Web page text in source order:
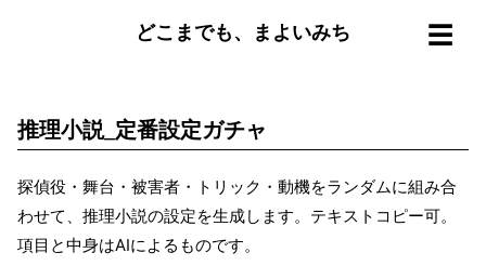
どこまでも、まよいみち ☰
推理小説_定番設定ガチャ
探偵役・舞台・被害者・トリック・動機をランダムに組み合
わせて、推理小説の設定を生成します。テキストコピー可。
項目と中身はAIによるものです。